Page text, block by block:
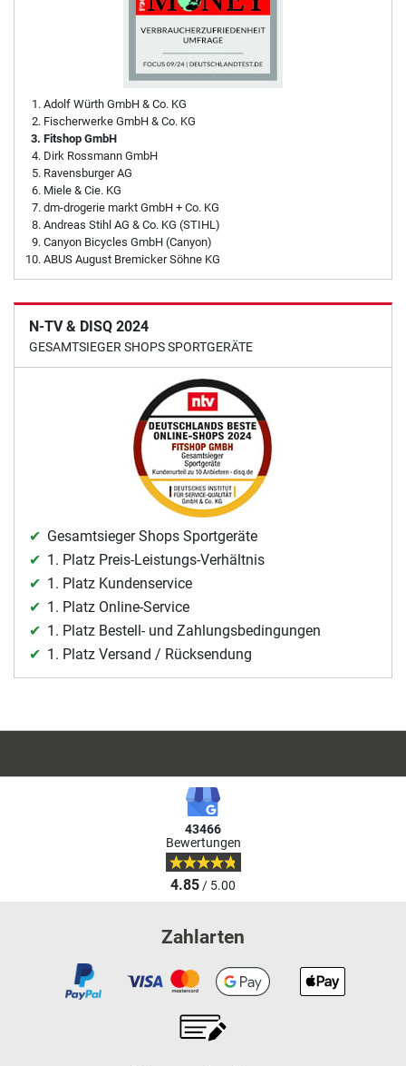
Adolf Würth GmbH & Co. KG
Fischerwerke GmbH & Co. KG
Fitshop GmbH
Dirk Rossmann GmbH
Ravensburger AG
Miele & Cie. KG
dm-drogerie markt GmbH + Co. KG
Andreas Stihl AG & Co. KG (STIHL)
Canyon Bicycles GmbH (Canyon)
ABUS August Bremicker Söhne KG
N-TV & DISQ 2024
GESAMTSIEGER SHOPS SPORTGERÄTE
Gesamtsieger Shops Sportgeräte
1. Platz Preis-Leistungs-Verhältnis
1. Platz Kundenservice
1. Platz Online-Service
1. Platz Bestell- und Zahlungsbedingungen
1. Platz Versand / Rücksendung
43466
Bewertungen
4.85/ 5.00
Zahlarten